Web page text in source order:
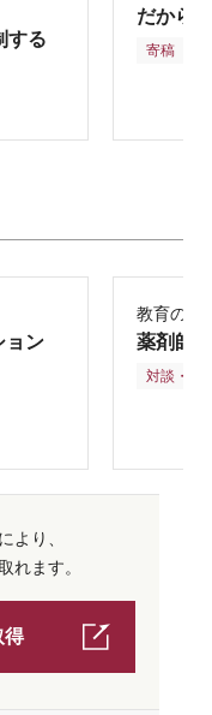
する
だから
寄稿
ン
教育の再
薬剤師
対談・座
より、
れます。
得